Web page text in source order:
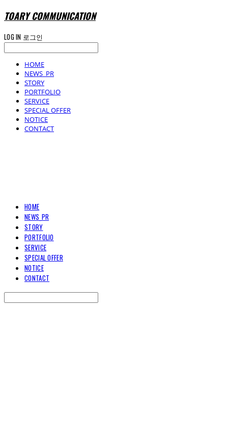
TOARY COMMUNICATION
LOG IN 로그인
HOME
NEWS_PR
STORY
PORTFOLIO
SERVICE
SPECIAL OFFER
NOTICE
CONTACT
HOME
NEWS_PR
STORY
PORTFOLIO
SERVICE
SPECIAL OFFER
NOTICE
CONTACT